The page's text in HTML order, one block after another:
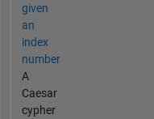
given
an
index
number
A
Caesar
cypher